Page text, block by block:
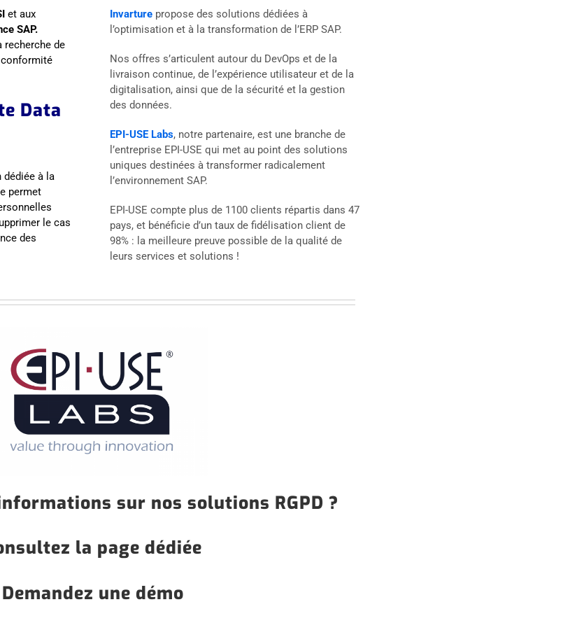
et aux
SAP.
recherche de
Data
dédiée à la
permet
le cas
des
Invarture propose des solutions dédiées à
l’optimisation et à la transformation de l’ERP SAP.
Nos offres s’articulent autour du DevOps et de la
livraison continue, de l’expérience utilisateur et de la
digitalisation, ainsi que de la sécurité et la gestion
des données.
EPI-USE Labs, notre partenaire,est une branche de
l’entreprise EPI-USE qui met au point des solutions
uniques destinées à transformer radicalement
l’environnement SAP.
EPI-USE compte plus de 1100 clients répartis dans 47
pays, et bénéficie d’un taux de fidélisation client de
98% : la meilleure preuve possible de la qualité de
leurs services et solutions !
sur nos solutions RGPD ?
la page dédiée
Demandez une démo